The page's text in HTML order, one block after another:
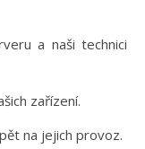
a naši technici
zařízení.
na jejich provoz.